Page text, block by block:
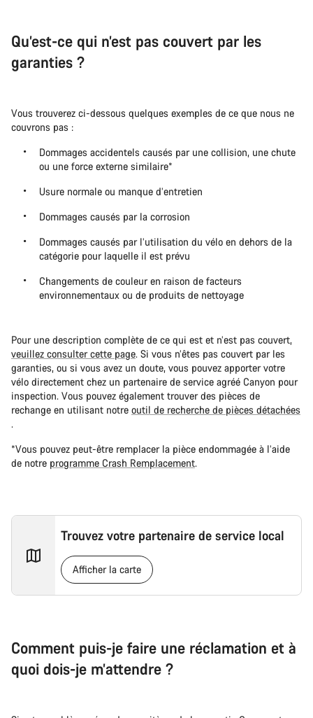
Qu’est-ce qui n’est pas couvert par les
garanties ?
Vous trouverez ci-dessous quelques exemples de ce que nous ne
couvrons pas :
Dommages accidentels causés par une collision, une chute
ou une force externe similaire*
Usure normale ou manque d’entretien
Dommages causés par la corrosion
Dommages causés par l’utilisation du vélo en dehors de la
catégorie pour laquelle il est prévu
Changements de couleur en raison de facteurs
environnementaux ou de produits de nettoyage
Pour une description complète de ce qui est et n’est pas couvert,
veuillez consulter cette page. Si vous n’êtes pas couvert par les
garanties, ou si vous avez un doute, vous pouvez apporter votre
vélo directement chez un partenaire de service agréé Canyon pour
inspection. Vous pouvez également trouver des pièces de
rechange en utilisant notre outil de recherche de pièces détachées
.
*Vous pouvez peut-être remplacer la pièce endommagée à l’aide
de notre programme Crash Remplacement.
Trouvez votre partenaire de service local
Afficher la carte
Comment puis-je faire une réclamation et à
quoi dois-je m’attendre ?